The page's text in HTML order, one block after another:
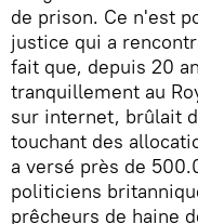
de prison. Ce n'est
justice qui a
fait que, depuis 20
tranquillement au
sur internet, brûlait
touchant des
a versé près de
politiciens
prêcheurs de haine